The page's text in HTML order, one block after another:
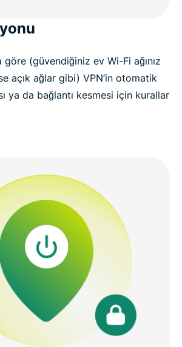
göre (güvendiğiniz ev Wi-Fi ağınız
açık ağlar gibi) VPN’in otomatik
ya da bağlantı kesmesi için kurallar